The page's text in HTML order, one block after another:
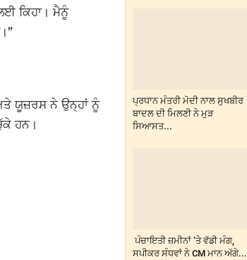
ਕਿਹਾ। ਮੈਨੂੰ
ਯੂਜ਼ਰਸ ਨੇ ਉਨ੍ਹਾਂ ਨੂੰ
ਹਨ।
ਪ੍ਰਧਾਨ ਮੰਤਰੀ ਮੋਦੀ ਨਾਲ ਸੁਖਬੀਰ
ਬਾਦਲ ਦੀ ਮਿਲਣੀ ਨੇ ਮੁੜ
ਸਿਆਸਤ...
ਪੰਚਾਇਤੀ ਜ਼ਮੀਨਾਂ ’ਤੇ ਵੱਡੀ ਮੰਗ,
ਸਪੀਕਰ ਸੰਧਵਾਂ ਨੇ CM ਮਾਨ ਅੱਗੇ...